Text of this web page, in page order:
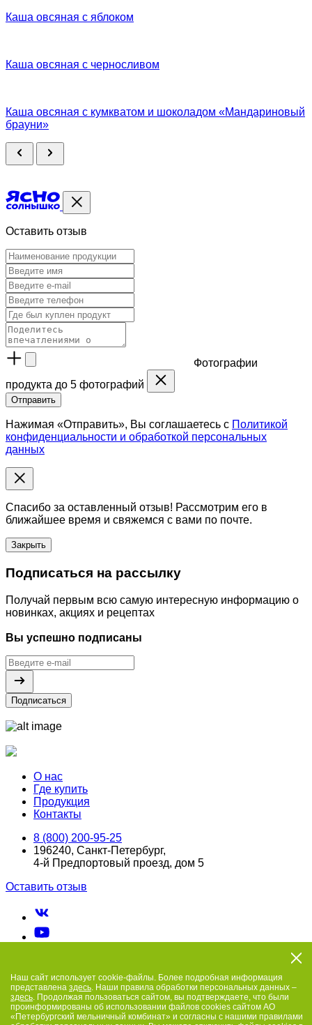
Каша овсяная с яблоком
Каша овсяная с черносливом
Каша овсяная с кумкватом и шоколадом «Мандариновый
брауни»
Оставить отзыв
Фотографии
продукта до 5 фотографий
Отправить
Нажимая «Отправить», Вы соглашаетесь с Политикой
конфиденциальности и обработкой персональных
данных
Спасибо за оставленный отзыв! Рассмотрим его в
ближайшее время и свяжемся с вами по почте.
Закрыть
Подписаться на рассылку
Получай первым всю самую интересную информацию о
новинках, акциях и рецептах
Вы успешно подписаны
Подписаться
Наш сайт использует cookie-файлы. Более подробная информация
представлена здесь. Наши правила обработки персональных данных –
здесь. Продолжая пользоваться сайтом, вы подтверждаете, что были
проинформированы об использовании файлов cookies сайтом АО
«Петербургский мельничный комбинат» и согласны с нашими правилами
О нас
Где купить
Продукция
Контакты
8 (800) 200-95-25
196240, Санкт-Петербург,
4-й Предпортовый проезд, дом 5
Оставить отзыв